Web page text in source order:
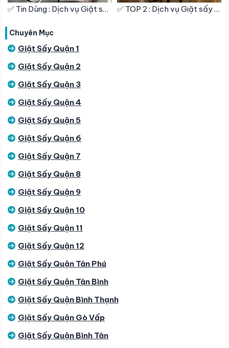
✅ Tin Dùng : Dịch vụ Giặt sấy – Giặt hấp – Giặt khô – Giặt Công Nghiệp – Vệ Sinh giày Quận 9 ✅ TOP 2 : Dịch vụ Giặt sấy – Giặt hấp – Giặt khô – Giặt Công Nghiệp – Vệ Sinh giày Quận 10
Chuyên Mục
Giặt Sấy Quận 1
Giặt Sấy Quận 2
Giặt Sấy Quận 3
Giặt Sấy Quận 4
Giặt Sấy Quận 5
Giặt Sấy Quận 6
Giặt Sấy Quận 7
Giặt Sấy Quận 8
Giặt Sấy Quận 9
Giặt Sấy Quận 10
Giặt Sấy Quận 11
Giặt Sấy Quận 12
Giặt Sấy Quận Tân Phú
Giặt Sấy Quận Tân Bình
Giặt Sấy Quận Bình Thạnh
Giặt Sấy Quận Gò Vấp
Giặt Sấy Quận Bình Tân